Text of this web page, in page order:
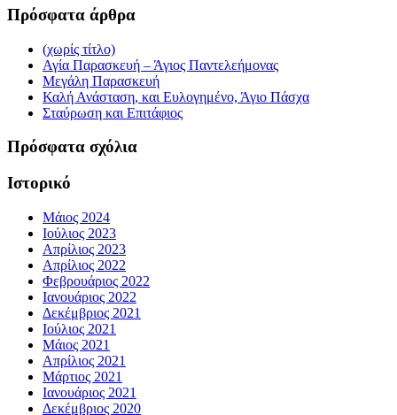
Πρόσφατα άρθρα
(χωρίς τίτλο)
Αγία Παρασκευή – Άγιος Παντελεήμονας
Μεγάλη Παρασκευή
Καλή Ανάσταση, και Ευλογημένο, Άγιο Πάσχα
Σταύρωση και Επιτάφιος
Πρόσφατα σχόλια
Ιστορικό
Μάιος 2024
Ιούλιος 2023
Απρίλιος 2023
Απρίλιος 2022
Φεβρουάριος 2022
Ιανουάριος 2022
Δεκέμβριος 2021
Ιούλιος 2021
Μάιος 2021
Απρίλιος 2021
Μάρτιος 2021
Ιανουάριος 2021
Δεκέμβριος 2020